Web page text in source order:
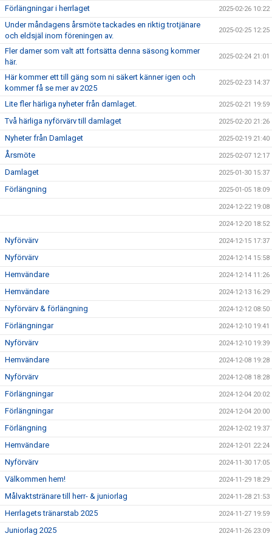
Förlängningar i herrlaget 2025-02-26 10:22
Under måndagens årsmöte tackades en riktig trotjänare
och eldsjäl inom föreningen av.
2025-02-25 12:25
Fler damer som valt att fortsätta denna säsong kommer
här.
2025-02-24 21:01
Här kommer ett till gäng som ni säkert känner igen och
kommer få se mer av 2025
2025-02-23 14:37
Lite fler härliga nyheter från damlaget. 2025-02-21 19:59
Två härliga nyförvärv till damlaget 2025-02-20 21:26
Nyheter från Damlaget 2025-02-19 21:40
Årsmöte 2025-02-07 12:17
Damlaget 2025-01-30 15:37
Förlängning 2025-01-05 18:09
2024-12-22 19:08
2024-12-20 18:52
Nyförvärv 2024-12-15 17:37
Nyförvärv 2024-12-14 15:58
Hemvändare 2024-12-14 11:26
Hemvändare 2024-12-13 16:29
Nyförvärv & förlängning 2024-12-12 08:50
Förlängningar 2024-12-10 19:41
Nyförvärv 2024-12-10 19:39
Hemvändare 2024-12-08 19:28
Nyförvärv 2024-12-08 18:28
Förlängningar 2024-12-04 20:02
Förlängningar 2024-12-04 20:00
Förlängning 2024-12-02 19:37
Hemvändare 2024-12-01 22:24
Nyförvärv 2024-11-30 17:05
Välkommen hem! 2024-11-29 18:29
Målvaktstränare till herr- & juniorlag 2024-11-28 21:53
Herrlagets tränarstab 2025 2024-11-27 19:59
Juniorlag 2025 2024-11-26 23:09